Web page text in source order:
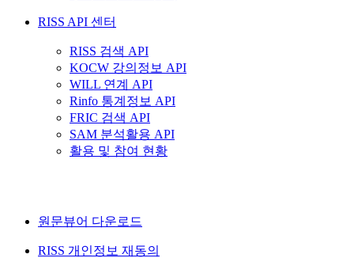
RISS API 센터
RISS 검색 API
KOCW 강의정보 API
WILL 연계 API
Rinfo 통계정보 API
FRIC 검색 API
SAM 분석활용 API
활용 및 참여 현황
원문뷰어 다운로드
RISS 개인정보 재동의